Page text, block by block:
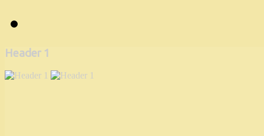
Header 1